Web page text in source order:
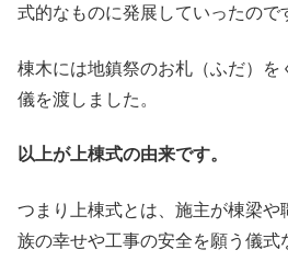
式的なものに発展していったので
棟木には地鎮祭のお札（ふだ）を
儀を渡しました。
以上が上棟式の由来です。
つまり上棟式とは、施主が棟梁や
族の幸せや工事の安全を願う儀式